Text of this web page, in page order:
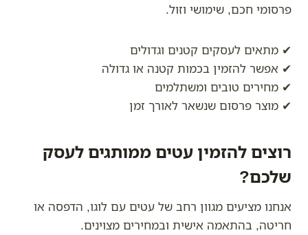
פרסומי חכם, שימושי וזול.
✔ מתאים לעסקים קטנים וגדולים
✔ אפשר להזמין בכמות קטנה או גדולה
✔ מחירים טובים ומשתלמים
✔ מוצר פרסום שנשאר לאורך זמן
רוצים להזמין עטים ממותגים לעסק
שלכם?
אנחנו מציעים מגוון רחב של עטים עם לוגו, הדפסה או
חריטה, בהתאמה אישית ובמחירים מצוינים.